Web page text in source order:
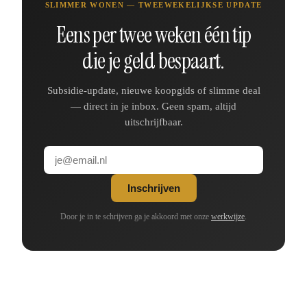
SLIMMER WONEN — TWEEWEKELIJKSE UPDATE
Eens per twee weken één tip
die je geld bespaart.
Subsidie-update, nieuwe koopgids of slimme deal
— direct in je inbox. Geen spam, altijd
uitschrijfbaar.
Inschrijven
Door je in te schrijven ga je akkoord met onze werkwijze.